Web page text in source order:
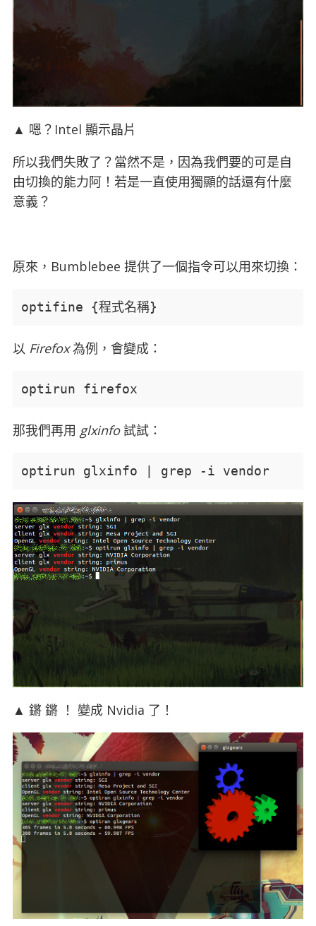
▲ 嗯？Intel 顯示晶片
所以我們失敗了？當然不是，因為我們要的可是自
由切換的能力阿！若是一直使用獨顯的話還有什麼
意義？
原來，Bumblebee 提供了一個指令可以用來切換：
optifine {程式名稱}
以 Firefox為例，會變成：
optirun firefox
那我們再用 glxinfo試試：
optirun glxinfo | grep -i vendor
▲ 鏘 鏘 ！ 變成 Nvidia 了！